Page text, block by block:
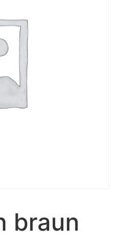
braun